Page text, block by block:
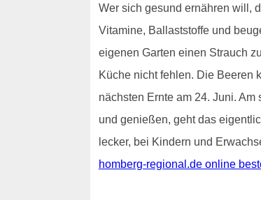
Wer sich gesund ernähren will,
Vitamine, Ballaststoffe und
eigenen Garten einen Strauch
Küche nicht fehlen. Die Beeren
nächsten Ernte am 24. Juni.
und genießen, geht das
lecker, bei Kindern und
homberg-regional.de online